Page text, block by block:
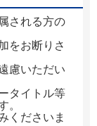
される方の
をお断りさ
慮いただい
タイトル等
くださいま